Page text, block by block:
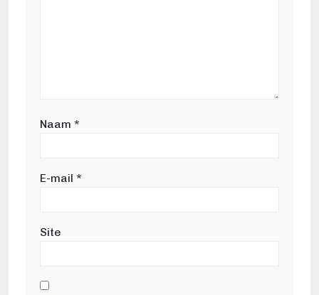
Naam *
E-mail *
Site